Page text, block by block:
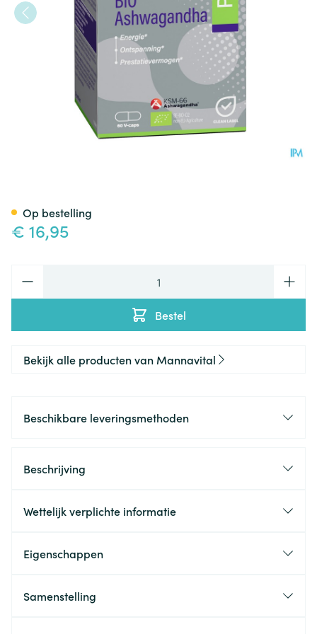
€ 16,95
Bestel
Op bestelling
Bekijk alle producten van Mannavital
Beschikbare leveringsmethoden
Beschrijving
Wettelijk verplichte informatie
Eigenschappen
Samenstelling